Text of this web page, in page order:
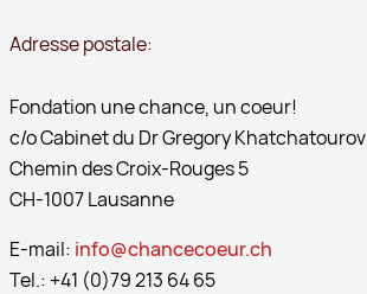
Adresse postale:
Fondation une chance, un coeur!
c/o Cabinet du Dr Gregory Khatchatourov
Chemin des Croix-Rouges 5
CH-1007 Lausanne
E-mail: info@chancecoeur.ch
Tel.: +41 (0)79 213 64 65